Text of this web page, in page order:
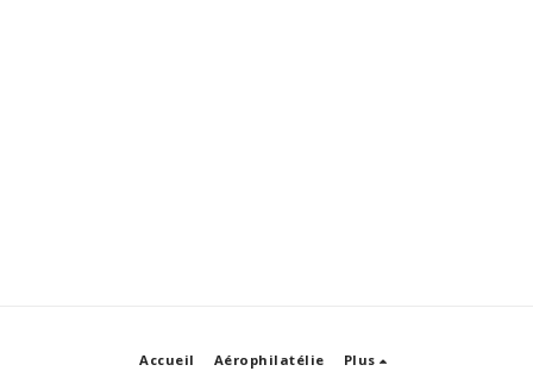
Accueil Aérophilatélie Plus